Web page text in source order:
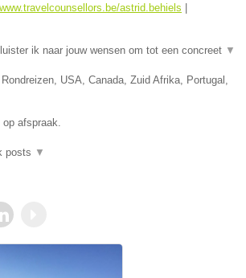
astrid.behiels
ik naar jouw wensen om tot een concreet ▼
USA, Canada, Zuid Afrika, Portugal,
afspraak.
posts ▼